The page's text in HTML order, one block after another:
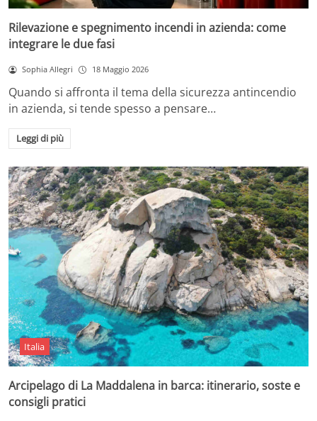
Rilevazione e spegnimento incendi in azienda: come
integrare le due fasi
Sophia Allegri 18 Maggio 2026
Quando si affronta il tema della sicurezza antincendio
in azienda, si tende spesso a pensare…
Leggi di più
Italia
Arcipelago di La Maddalena in barca: itinerario, soste e
consigli pratici